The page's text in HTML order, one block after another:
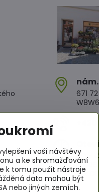
- 17:00
671
PO -
PÁ:
SO:
vaší návštěvy
a ke shromažďování
k tomu použít nástroje
data mohou být
nebo jiných zemích.